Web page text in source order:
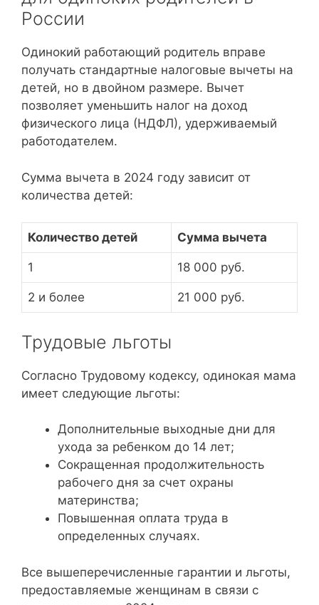
России
Одинокий работающий родитель вправе
получать стандартные налоговые вычеты на
детей, но в двойном размере. Вычет
позволяет уменьшить налог на доход
физического лица (НДФЛ), удерживаемый
работодателем.
Сумма вычета в 2024 году зависит от
количества детей:
Количество детей Сумма вычета
1 18 000 руб.
2 и более 21 000 руб.
Трудовые льготы
Согласно Трудовому кодексу, одинокая мама
имеет следующие льготы:
Дополнительные выходные дни для
ухода за ребенком до 14 лет;
Сокращенная продолжительность
рабочего дня за счет охраны
материнства;
Повышенная оплата труда в
определенных случаях.
Все вышеперечисленные гарантии и льготы,
предоставляемые женщинам в связи с